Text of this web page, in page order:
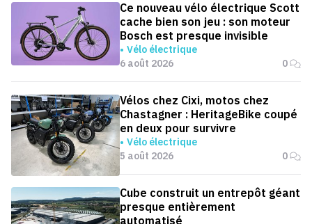
Ce nouveau vélo électrique Scott
cache bien son jeu : son moteur
Bosch est presque invisible
Vélo électrique
6 août 2026
0
Vélos chez Cixi, motos chez
Chastagner : HeritageBike coupé
en deux pour survivre
Vélo électrique
5 août 2026
0
Cube construit un entrepôt géant
presque entièrement
automatisé